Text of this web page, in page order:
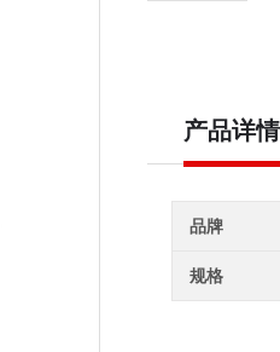
产品详情
品牌
规格